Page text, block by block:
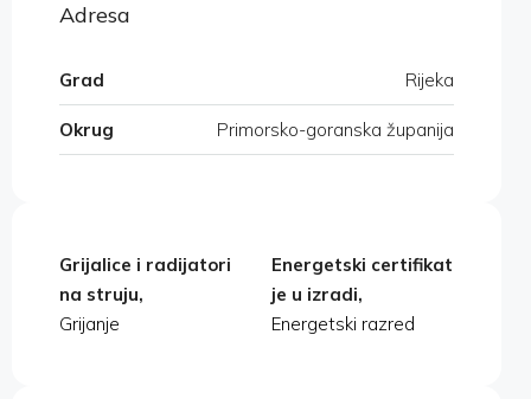
Adresa
Grad Rijeka
Okrug Primorsko-goranska županija
Grijalice i radijatori
na struju,
Grijanje
Energetski certifikat
je u izradi,
Energetski razred